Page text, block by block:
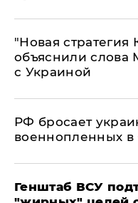
"Новая стратегия
объяснили
с Украиной
РФ бросает
военнопленных в
Генштаб ВСУ